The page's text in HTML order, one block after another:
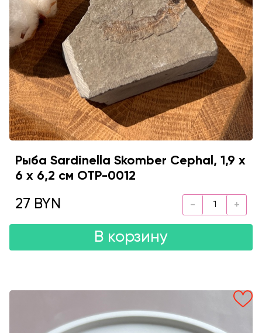
Рыба Sardinella Skomber Cephal, 1,9 х
6 х 6,2 см OTP-0012
27 BYN
В корзину